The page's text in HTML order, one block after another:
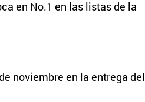
en No.1 en las listas de la
noviembre en la entrega del